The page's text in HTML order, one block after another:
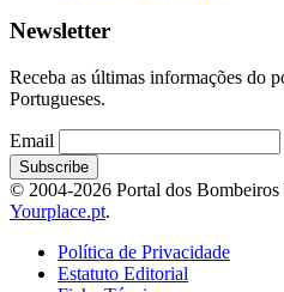
Newsletter
Receba as últimas informações do
Portugueses.
Email
© 2004-2026 Portal dos
Yourplace.pt.
Política de Privacidade
Estatuto Editorial